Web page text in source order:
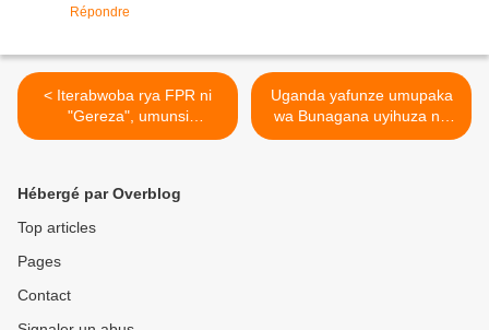
Répondre
< Iterabwoba rya FPR ni
"Gereza", umunsi
abaturage baritinyutse bose
ite?
Uganda yafunze umupaka
wa Bunagana uyihuza na
Congo ! >
Hébergé par Overblog
Top articles
Pages
Contact